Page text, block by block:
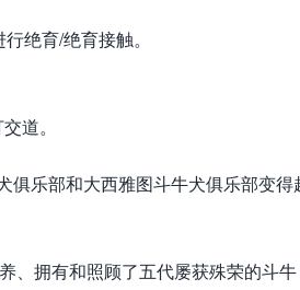
绝育/绝育接触。
道。
俱乐部和大西雅图斗牛犬俱乐部变得
、拥有和照顾了五代屡获殊荣的斗牛